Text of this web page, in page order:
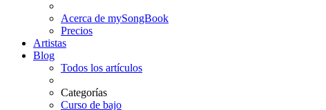
Acerca de mySongBook
Precios
Artistas
Blog
Todos los artículos
Categorías
Curso de bajo